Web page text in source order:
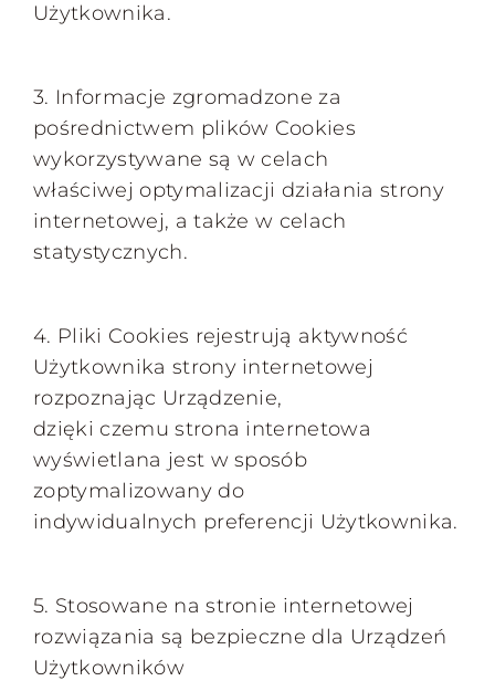
Użytkownika.
3. Informacje zgromadzone za
pośrednictwem plików Cookies
wykorzystywane są w celach
właściwej optymalizacji działania strony
internetowej, a także w celach
statystycznych.
4. Pliki Cookies rejestrują aktywność
Użytkownika strony internetowej
rozpoznając Urządzenie,
dzięki czemu strona internetowa
wyświetlana jest w sposób
zoptymalizowany do
indywidualnych preferencji Użytkownika.
5. Stosowane na stronie internetowej
rozwiązania są bezpieczne dla Urządzeń
Użytkowników